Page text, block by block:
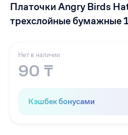
Платочки Angry Birds
трехслойные бумажные
Нет в наличии
90 ₸
Кэшбек бонусами